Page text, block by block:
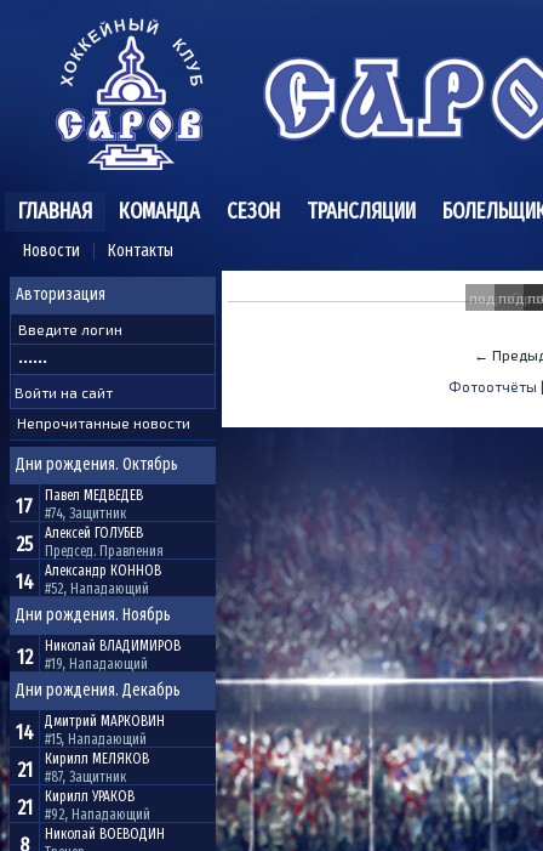
ГЛАВНАЯ
Новости Контакты
КОМАНДА СЕЗОН ТРАНСЛЯЦИИ
Авторизация
Непрочитанные новости
Дни рождения. Октябрь
17 Павел МЕДВЕДЕВ
#74, Защитник
25 Алексей ГОЛУБЕВ
Председ. Правления
14 Александр КОННОВ
#52, Нападающий
Дни рождения. Ноябрь
12 Николай ВЛАДИМИРОВ
#19, Нападающий
Дни рождения. Декабрь
14 Дмитрий МАРКОВИН
#15, Нападающий
21 Кирилл МЕЛЯКОВ
#87, Защитник
21 Кирилл УРАКОВ
#92, Нападающий
8 Николай ВОЕВОДИН
←
Фотоотчёты